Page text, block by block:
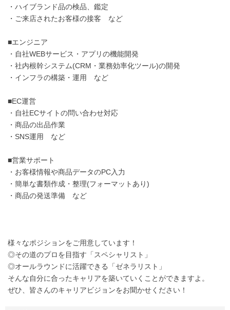
・ハイブランド品の検品、鑑定
・ご来店されたお客様の接客 など
■エンジニア
・自社WEBサービス・アプリの機能開発
・社内根幹システム(CRM・業務効率化ツール)の開発
・インフラの構築・運用 など
■EC運営
・自社ECサイトの問い合わせ対応
・商品の出品作業
・SNS運用 など
■営業サポート
・お客様情報や商品データのPC入力
・簡単な書類作成・整理(フォーマットあり)
・商品の発送準備 など
様々なポジションをご用意しています！
◎その道のプロを目指す「スペシャリスト」
◎オールラウンドに活躍できる「ゼネラリスト」
そんな自分に合ったキャリアを築いていくことができますよ。
ぜひ、皆さんのキャリアビジョンをお聞かせください！